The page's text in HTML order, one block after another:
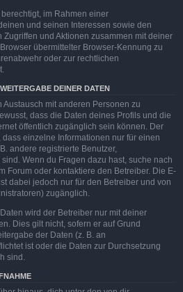
im Rahmen einer
und seinen Interessen sowie den
Zugriffen und Aktionen zusammen mit deiner
übermittelter Browser-Kennung zu
oder zur rechtlichen
DEINER DATEN
mit anderen Personen zu
dass die Daten deines Profils und die
öffentlich zugänglich sein können. Der
einzelne Informationen nur für einen
andere registrierte Benutzer,
Wenn du Fragen dazu hast, suche nach
Forum oder kontaktiere den Betreiber. Die E-
dabei jedoch nur für den Betreiber und von
zugänglich.
wird der Betreiber nur mit deiner
Dies gilt nicht, sofern er auf Grund
der Daten (z. B. an
ist oder die Daten zur Durchsetzung
sind.